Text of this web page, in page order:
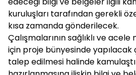
kuruluşları tarafından gerekli
kısa zamanda gönderilecek.
Çalışmalarının sağlıklı ve
için proje bünyesinde yapılacak
talep edilmesi halinde